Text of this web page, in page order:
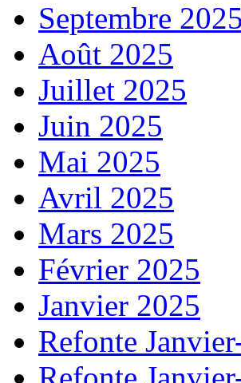
Septembre 2025
Août 2025
Juillet 2025
Juin 2025
Mai 2025
Avril 2025
Mars 2025
Février 2025
Janvier 2025
Refonte